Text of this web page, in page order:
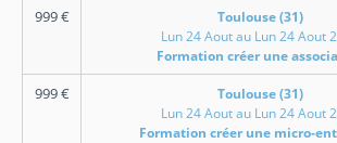
999€
Toulouse (31)
Lun 24 Aout au Lun 24 Aout
Formation créer une
999€
Toulouse (31)
Lun 24 Aout au Lun 24 Aout
Formation créer une micro-